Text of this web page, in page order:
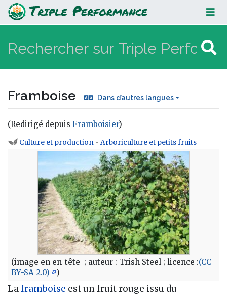
Framboise
Framboise Dans d’autres langues
(Redirigé depuis Framboisier)
Aller à :navigation,rechercher
Culture et production - Arboriculture et petits fruits
(image en en-tête ; auteur : Trish Steel ; licence :(CC
BY-SA 2.0)
)
Laframboise est un fruit rouge issu du